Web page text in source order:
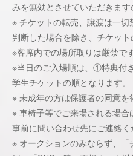
みを無効とさせていただきます
※ チケットの転売、譲渡は⼀
判断した場合を除き、チケット
※客席内での場所取りは厳禁です
※当日のご入場順は、①特典
学生チケットの順となります。
※ 未成年の⽅は保護者の同意を
※ ⾞椅⼦等でご来場される場合
事前に問い合わせ先にご連絡く
※ オークションのみならず、